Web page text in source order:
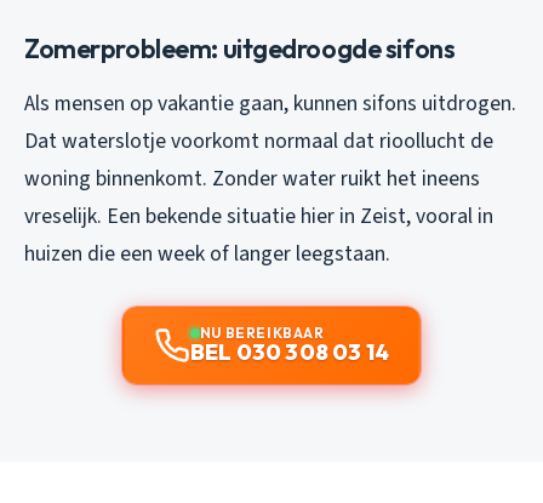
Zomerprobleem: uitgedroogde sifons
Als mensen op vakantie gaan, kunnen sifons uitdrogen.
Dat waterslotje voorkomt normaal dat rioollucht de
woning binnenkomt. Zonder water ruikt het ineens
vreselijk. Een bekende situatie hier in Zeist, vooral in
huizen die een week of langer leegstaan.
NU BEREIKBAAR
BEL 030 308 03 14